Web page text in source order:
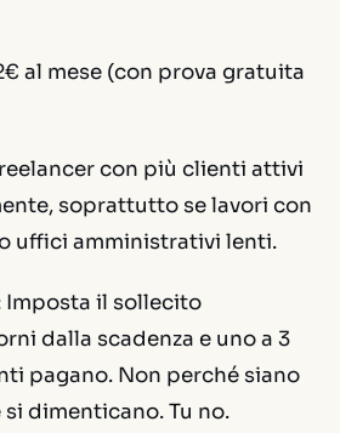
al mese (con prova gratuita
con più clienti attivi
soprattutto se lavori con
uffici amministrativi lenti.
Imposta il sollecito
dalla scadenza e uno a 3
pagano. Non perché siano
dimenticano. Tu no.